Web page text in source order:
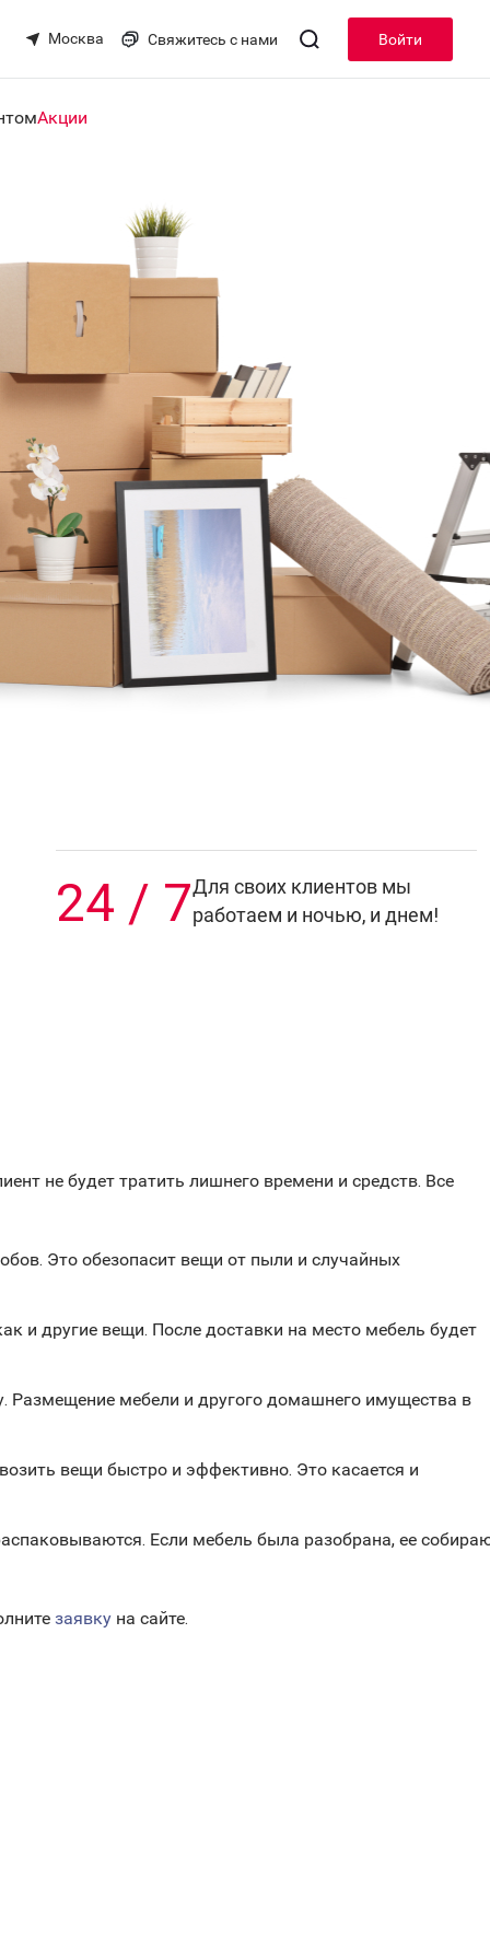
Москва Свяжитесь с нами Войти
Акции
24 / 7Для своих клиентов мы
работаем и ночью, и днем!
не будет тратить лишнего времени и средств. Все
Это обезопасит вещи от пыли и случайных
и другие вещи. После доставки на место мебель будет
Размещение мебели и другого домашнего имущества в
вещи быстро и эффективно. Это касается и
Если мебель была разобрана, ее
заявку на сайте.